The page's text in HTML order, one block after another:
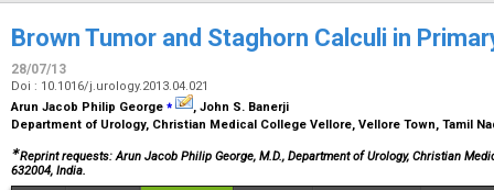
Brown Tumor and Staghorn Calculi in
28/07/13
Doi : 10.1016/j.urology.2013.04.021
Arun Jacob Philip George ⁎
, John S. Banerji
Department of Urology, Christian Medical College Vellore, Vellore Town, Tamil
∗Reprint requests: Arun Jacob Philip George, M.D., Department of Urology, Christian
632004, India.